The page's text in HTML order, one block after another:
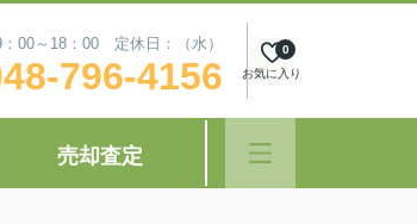
00～18：00 定休日：（水）
796-4156 お気に入り
0
売却査定